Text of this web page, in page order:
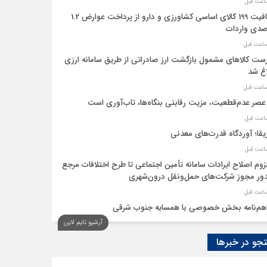
معافیت 199 کالای اساسی کشاورزی و دارو از پرداخت عوارض 1.2
واردات
کالاهای مشمول بازگشت ارز صادراتی از طریق سامانه ارزی
شد
عصر عدم‌قطعیت، مزیت رقابتی بنگاه‌ها، تاب‌آوری است
آوردگاه قدرت‌های معدنی
اصلاح ایرادات سامانه تأمین اجتماعی تا طرح اختلافات مرجع
مجوز شرکت‌های حمل‌ونقل درون‌شهری
بخش خصوصی با همسایه جنوب شرقی
اقتصاد‌ها از هوش مصنوعی
آرشیو تایم لاین
در خبرها